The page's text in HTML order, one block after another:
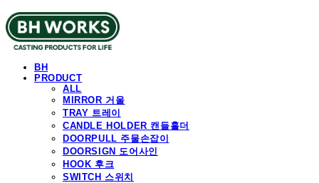
BH
PRODUCT
ALL
MIRROR 거울
TRAY 트레이
CANDLE HOLDER 캔들홀더
DOORPULL 주물손잡이
DOORSIGN 도어사인
HOOK 후크
SWITCH 스위치